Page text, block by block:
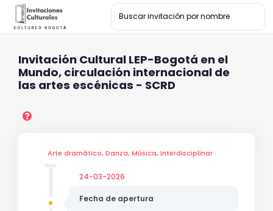
Invitación Cultural LEP-Bogotá en el
Mundo, circulación internacional de
las artes escénicas - SCRD
Arte dramático, Danza, Música, Interdisciplinar
24-03-2026
Fecha de apertura